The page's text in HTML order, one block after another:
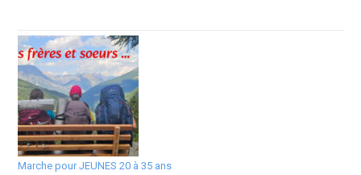
Marche pour JEUNES 20 à 35 ans